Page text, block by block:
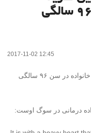
پردازان خانواده در سن ۹۶ سالگی
2017-11-02 12:45
مینوچین ، یکی از بزرگترین نظریه پردازان خانواده در سن ۹۶ سالگی
درمانی در سوگ اوست: